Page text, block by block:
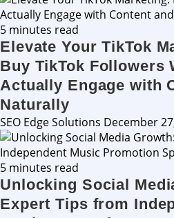
5 minutes read
Elevate Your TikTok
Buy TikTok Followers
Actually Engage with
Naturally
SEO Edge Solutions December
5 minutes read
Unlocking Social
Expert Tips from